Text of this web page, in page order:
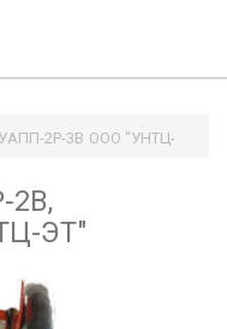
2Р-3В ООО "УНТЦ-
2В,
ЭТ"